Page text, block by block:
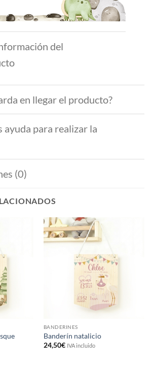
del
en llegar el producto?
ayuda para realizar la
(0)
BANDERINES
Banderín natalicio
24,50€ IVA incluido